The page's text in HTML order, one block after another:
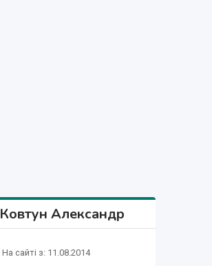
Ковтун Александр
На сайті з: 11.08.2014